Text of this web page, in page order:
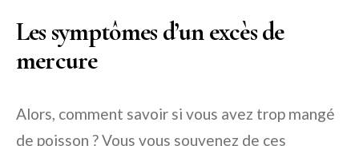
Les symptômes d’un excès de
mercure
Alors, comment savoir si vous avez trop mangé
de poisson ? Vous vous souvenez de ces